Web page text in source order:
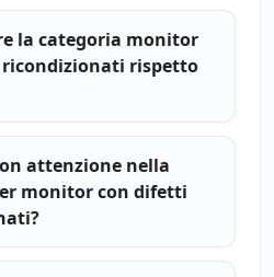
la categoria monitor
rispetto
attenzione nella
monitor con difetti